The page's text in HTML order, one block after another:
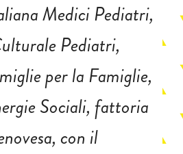
Medici Pediatri,
Pediatri,
per la Famiglie,
Sociali, fattoria
con il